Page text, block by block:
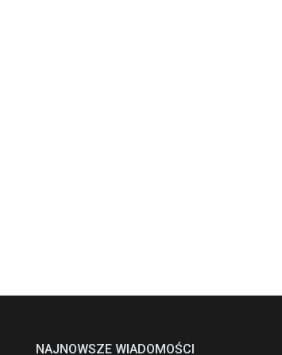
NAJNOWSZE WIADOMOŚCI